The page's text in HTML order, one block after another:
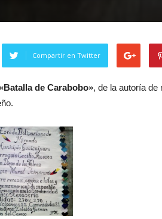
Compartir en Twitter
de Carabobo», de la autoría de